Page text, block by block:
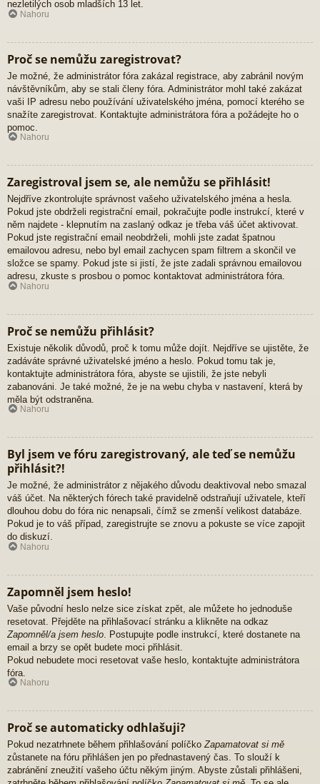
nezletilých osob mladších 13 let.
Nahoru
Proč se nemůžu zaregistrovat?
Je možné, že administrátor fóra zakázal registrace, aby zabránil novým
návštěvníkům, aby se stali členy fóra. Administrátor mohl také zakázat
vaši IP adresu nebo používání uživatelského jména, pomocí kterého se
snažíte zaregistrovat. Kontaktujte administrátora fóra a požádejte ho o
pomoc.
Nahoru
Zaregistroval jsem se, ale nemůžu se přihlásit!
Nejdříve zkontrolujte správnost vašeho uživatelského jména a hesla.
Pokud jste obdrželi registrační email, pokračujte podle instrukcí, které v
něm najdete - klepnutím na zaslaný odkaz je třeba váš účet aktivovat.
Pokud jste registrační email neobdrželi, mohli jste zadat špatnou
emailovou adresu, nebo byl email zachycen spam filtrem a skončil ve
složce se spamy. Pokud jste si jistí, že jste zadali správnou emailovou
adresu, zkuste s prosbou o pomoc kontaktovat administrátora fóra.
Nahoru
Proč se nemůžu přihlásit?
Existuje několik důvodů, proč k tomu může dojít. Nejdříve se ujistěte, že
zadáváte správné uživatelské jméno a heslo. Pokud tomu tak je,
kontaktujte administrátora fóra, abyste se ujistili, že jste nebyli
zabanováni. Je také možné, že je na webu chyba v nastavení, která by
měla být odstraněna.
Nahoru
Byl jsem ve fóru zaregistrovaný, ale teď se nemůžu
přihlásit?!
Je možné, že administrátor z nějakého důvodu deaktivoval nebo smazal
váš účet. Na některých fórech také pravidelně odstraňují uživatele, kteří
dlouhou dobu do fóra nic nenapsali, čímž se zmenší velikost databáze.
Pokud je to váš případ, zaregistrujte se znovu a pokuste se více zapojit
do diskuzí.
Nahoru
Zapomněl jsem heslo!
Vaše původní heslo nelze sice získat zpět, ale můžete ho jednoduše
resetovat. Přejděte na přihlašovací stránku a klikněte na odkaz
Zapomněl/a jsem heslo . Postupujte podle instrukcí, které dostanete na
email a brzy se opět budete moci přihlásit.
Pokud nebudete moci resetovat vaše heslo, kontaktujte administrátora
fóra.
Nahoru
Proč se automaticky odhlašuji?
Pokud nezatrhnete během přihlašování políčkoZapamatovat si mě
zůstanete na fóru přihlášen jen po přednastavený čas. To slouží k
zabránění zneužití vašeho účtu někým jiným. Abyste zůstali přihlášeni,